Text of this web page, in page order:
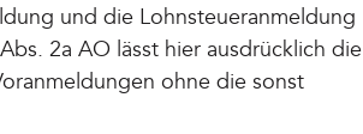
und die Lohnsteueranmeldung
2a AO lässt hier ausdrücklich die
ohne die sonst